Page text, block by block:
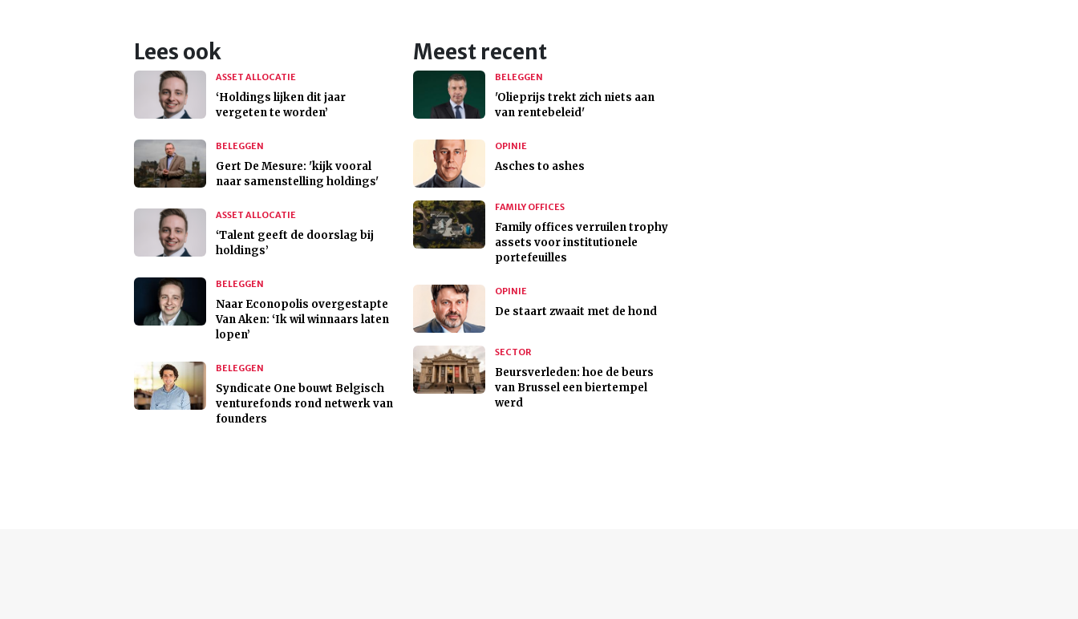
Lees ook
ASSET ALLOCATIE
‘Holdings lijken dit jaar
vergeten te worden’
BELEGGEN
Gert De Mesure: 'kijk vooral
naar samenstelling holdings'
ASSET ALLOCATIE
‘Talent geeft de doorslag bij
holdings’
BELEGGEN
Naar Econopolis overgestapte
Van Aken: ‘Ik wil winnaars laten
lopen’
BELEGGEN
Syndicate One bouwt Belgisch
venturefonds rond netwerk van
founders
Meest recent
BELEGGEN
'Olieprijs trekt zich niets aan
van rentebeleid'
OPINIE
Asches to ashes
FAMILY OFFICES
Family offices verruilen trophy
assets voor institutionele
portefeuilles
OPINIE
De staart zwaait met de hond
SECTOR
Beursverleden: hoe de beurs
van Brussel een biertempel
werd